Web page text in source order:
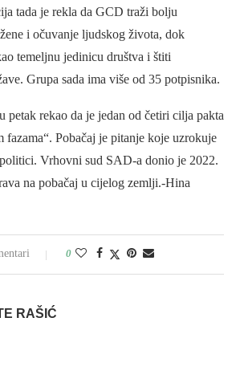
tada je rekla da GCD traži bolju
i očuvanje ljudskog života, dok
temeljnu jedinicu društva i štiti
Grupa sada ima više od 35 potpisnika.
petak rekao da je jedan od četiri cilja pakta
fazama“. Pobačaj je pitanje koje uzrokuje
Vrhovni sud SAD-a donio je 2022.
na pobačaj u cijelog zemlji.-Hina
0
RAŠIĆ